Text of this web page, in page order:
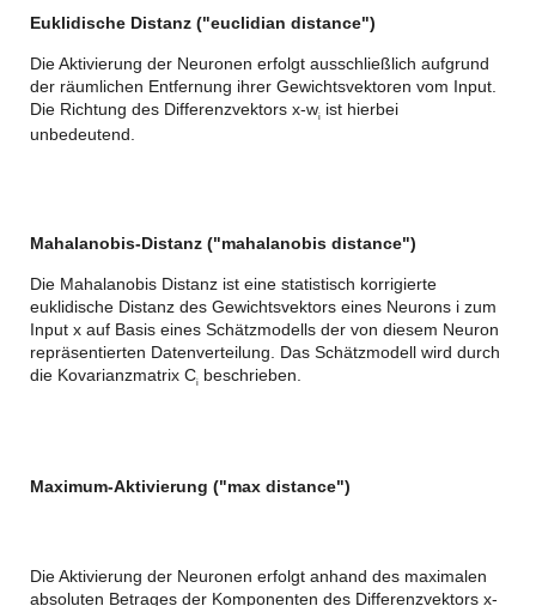
Euklidische Distanz ("euclidian distance")
Die Aktivierung der Neuronen erfolgt ausschließlich aufgrund
der räumlichen Entfernung ihrer Gewichtsvektoren vom Input.
Die Richtung des Differenzvektors x-wi ist hierbei
unbedeutend.
Mahalanobis-Distanz ("mahalanobis distance")
Die Mahalanobis Distanz ist eine statistisch korrigierte
euklidische Distanz des Gewichtsvektors eines Neurons i zum
Input x auf Basis eines Schätzmodells der von diesem Neuron
repräsentierten Datenverteilung. Das Schätzmodell wird durch
die Kovarianzmatrix Ci beschrieben.
Maximum-Aktivierung ("max distance")
Die Aktivierung der Neuronen erfolgt anhand des maximalen
absoluten Betrages der Komponenten des Differenzvektors x-